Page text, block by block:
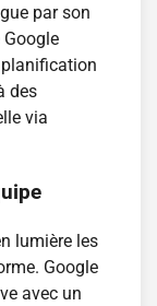
par son
des
via
lumière les
Google
avec un